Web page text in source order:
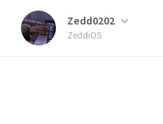
Zedd0202
ZeddiOS